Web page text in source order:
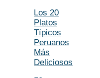
Los 20
Platos
Típicos
Peruanos
Más
Deliciosos